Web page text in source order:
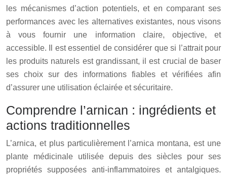
les mécanismes d’action potentiels, et en comparant ses
performances avec les alternatives existantes, nous visons
à vous fournir une information claire, objective, et
accessible. Il est essentiel de considérer que si l’attrait pour
les produits naturels est grandissant, il est crucial de baser
ses choix sur des informations fiables et vérifiées afin
d’assurer une utilisation éclairée et sécuritaire.
Comprendre l’arnican : ingrédients et
actions traditionnelles
L’arnica, et plus particulièrement l’arnica montana, est une
plante médicinale utilisée depuis des siècles pour ses
propriétés supposées anti-inflammatoires et antalgiques.